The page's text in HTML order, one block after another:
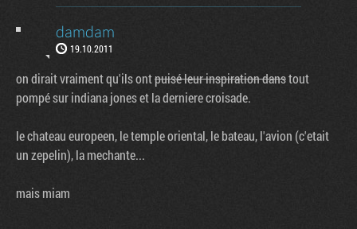
damdam
19.10.2011
on dirait vraiment qu'ils ontpuisé leur inspiration danstout
pompé sur indiana jones et la derniere croisade.
le chateau europeen, le temple oriental, le bateau, l'avion (c'etait
un zepelin), la mechante...
mais miam